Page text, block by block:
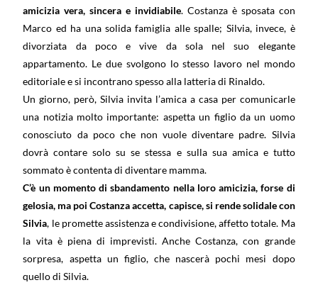
amicizia vera, sincera e invidiabile. Costanza è sposata con
Marco ed ha una solida famiglia alle spalle; Silvia, invece, è
divorziata da poco e vive da sola nel suo elegante
appartamento. Le due svolgono lo stesso lavoro nel mondo
editoriale e si incontrano spesso alla latteria di Rinaldo.
Un giorno, però, Silvia invita l’amica a casa per comunicarle
una notizia molto importante: aspetta un figlio da un uomo
conosciuto da poco che non vuole diventare padre. Silvia
dovrà contare solo su se stessa e sulla sua amica e tutto
sommato è contenta di diventare mamma.
C’è un momento di sbandamento nella loro amicizia, forse di
gelosia, ma poi Costanza accetta, capisce, si rende solidale con
Silvia, le promette assistenza e condivisione, affetto totale. Ma
la vita è piena di imprevisti. Anche Costanza, con grande
sorpresa, aspetta un figlio, che nascerà pochi mesi dopo
quello di Silvia.